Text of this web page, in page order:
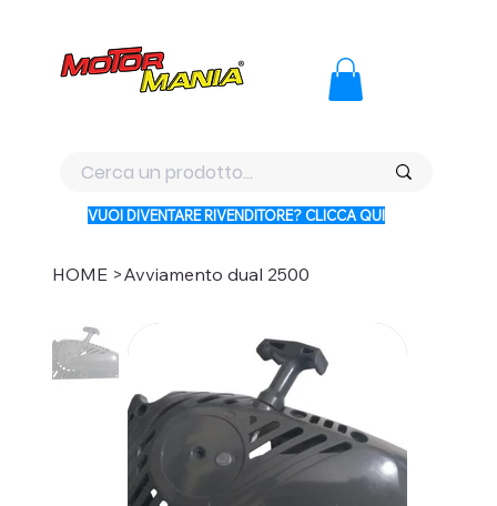
VUOI DIVENTARE RIVENDITORE? CLICCA QUI
HOME >Avviamento dual 2500